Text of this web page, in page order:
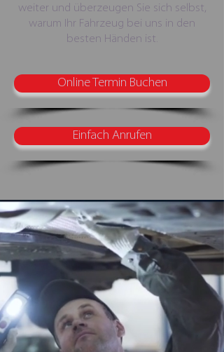
weiter und überzeugen Sie sich selbst,
warum Ihr Fahrzeug bei uns in den
besten Händen ist.
Online Termin Buchen
Einfach Anrufen